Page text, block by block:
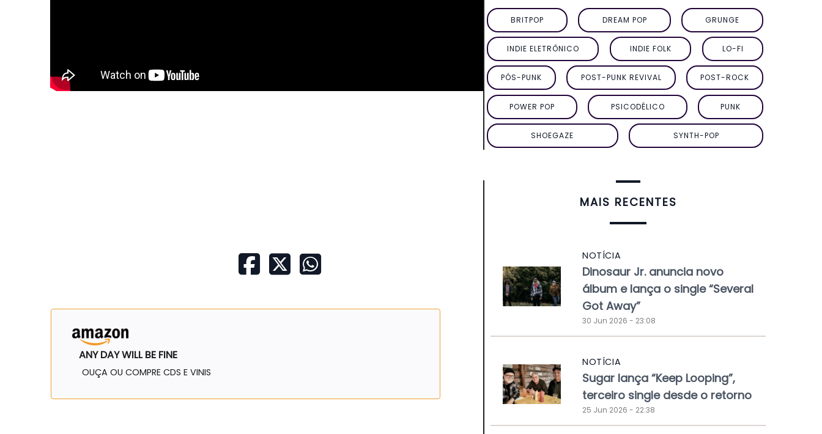
ANY DAY WILL BE FINE
OUÇA OU COMPRE CDS E VINIS
BRITPOP DREAM POP GRUNGE
INDIE ELETRÔNICO INDIE FOLK LO-FI
PÓS-PUNK POST-PUNK REVIVAL POST-ROCK
POWER POP PSICODÉLICO PUNK
SHOEGAZE SYNTH-POP
MAIS RECENTES
NOTÍCIA
Dinosaur Jr. anuncia novo
álbum e lança o single “Several
Got Away”
30 Jun 2026 - 23:08
NOTÍCIA
Sugar lança “Keep Looping”,
terceiro single desde o retorno
25 Jun 2026 - 22:38